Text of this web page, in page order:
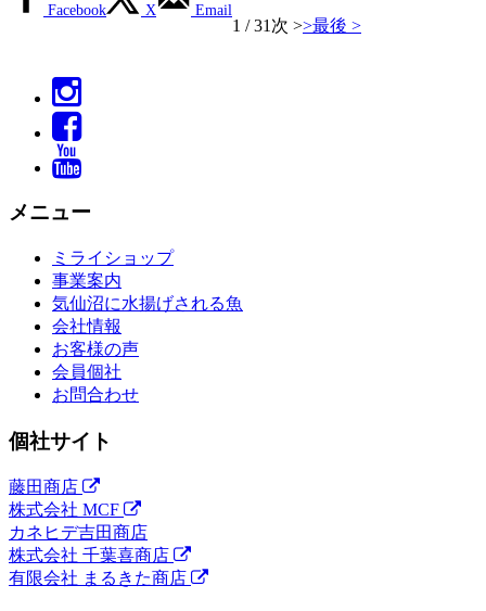
Facebook X Email
1 / 31 次 >>最後 >
メニュー
ミライショップ
事業案内
気仙沼に水揚げされる魚
会社情報
お客様の声
会員個社
お問合わせ
個社サイト
藤田商店
株式会社 MCF
カネヒデ吉田商店
株式会社 千葉喜商店
有限会社 まるきた商店